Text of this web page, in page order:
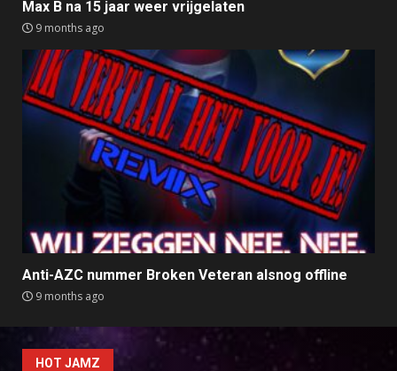
Max B na 15 jaar weer vrijgelaten
9 months ago
Anti-AZC nummer Broken Veteran alsnog offline
9 months ago
HOT JAMZ